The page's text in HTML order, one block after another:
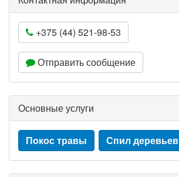
+375 (44) 521-98-53
Отправить сообщение
Основные услуги
Покос травы Спил деревьев